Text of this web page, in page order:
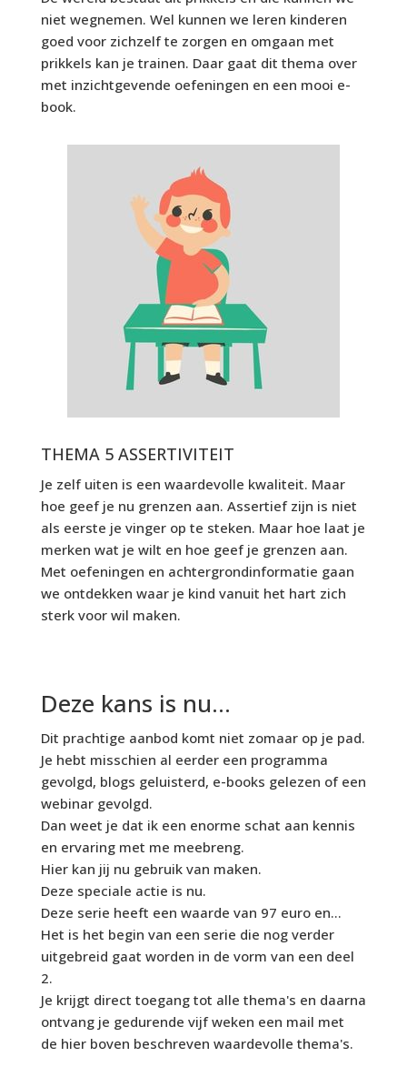
niet wegnemen. Wel kunnen we leren kinderen
goed voor zichzelf te zorgen en omgaan met
prikkels kan je trainen. Daar gaat dit thema over
met inzichtgevende oefeningen en een mooi e-
book.
THEMA 5 ASSERTIVITEIT
Je zelf uiten is een waardevolle kwaliteit. Maar
hoe geef je nu grenzen aan. Assertief zijn is niet
als eerste je vinger op te steken. Maar hoe laat je
merken wat je wilt en hoe geef je grenzen aan.
Met oefeningen en achtergrondinformatie gaan
we ontdekken waar je kind vanuit het hart zich
sterk voor wil maken.
Deze kans is nu...
Dit prachtige aanbod komt niet zomaar op je pad.
Je hebt misschien al eerder een programma
gevolgd, blogs geluisterd, e-books gelezen of een
webinar gevolgd.
Dan weet je dat ik een enorme schat aan kennis
en ervaring met me meebreng.
Hier kan jij nu gebruik van maken.
Deze speciale actie is nu.
Deze serie heeft een waarde van 97 euro en...
Het is het begin van een serie die nog verder
uitgebreid gaat worden in de vorm van een deel
2.
Je krijgt direct toegang tot alle thema's en daarna
ontvang je gedurende vijf weken een mail met
de hier boven beschreven waardevolle thema's.